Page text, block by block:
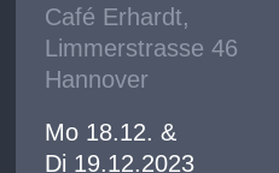
Café Erhardt,
Limmerstrasse 46
Hannover
Mo 18.12. &
Di 19.12.2023